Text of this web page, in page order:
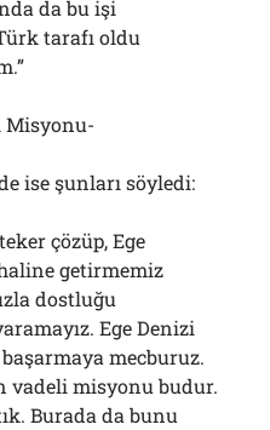
da bu işi
tarafı oldu
Misyonu-
ise şunları söyledi:
çözüp, Ege
getirmemiz
dostluğu
Ege Denizi
mecburuz.
vadeli misyonu budur.
Burada da bunu